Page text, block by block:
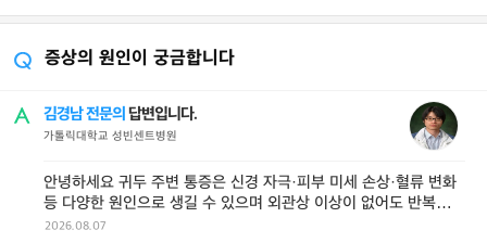
증상의 원인이 궁금합니다
김경남 전문의 답변입니다.
가톨릭대학교 성빈센트병원
안녕하세요 귀두 주변 통증은 신경 자극·피부 미세 손상·혈류 변화
등 다양한 원인으로 생길 수 있으며 외관상 이상이 없어도 반복되
...
2026.08.07